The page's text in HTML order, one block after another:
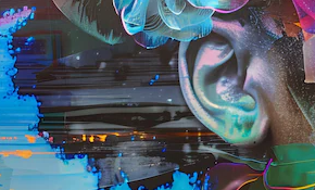
agências e estúdios.
Português